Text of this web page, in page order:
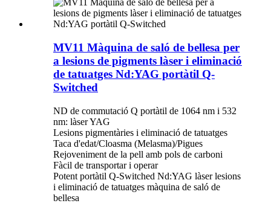
MV11 Màquina de saló de bellesa per
a lesions de pigments làser i eliminació
de tatuatges Nd:YAG portàtil Q-
Switched
ND de commutació Q portàtil de 1064 nm i 532
nm: làser YAG
Lesions pigmentàries i eliminació de tatuatges
Taca d'edat/Cloasma (Melasma)/Pigues
Rejoveniment de la pell amb pols de carboni
Fàcil de transportar i operar
Potent portàtil Q-Switched Nd:YAG làser lesions
i eliminació de tatuatges màquina de saló de
bellesa